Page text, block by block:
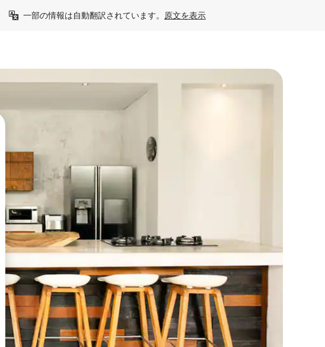
一部の情報は自動翻訳されています。 原文を表示
か、画面をタッチまたはスワイプして検索結果を確認することができます。